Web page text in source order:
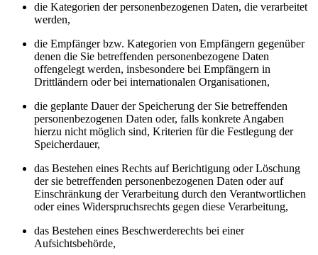
die Kategorien der personenbezogenen Daten, die verarbeitet
werden,
die Empfänger bzw. Kategorien von Empfängern gegenüber
denen die Sie betreffenden personenbezogene Daten
offengelegt werden, insbesondere bei Empfängern in
Drittländern oder bei internationalen Organisationen,
die geplante Dauer der Speicherung der Sie betreffenden
personenbezogenen Daten oder, falls konkrete Angaben
hierzu nicht möglich sind, Kriterien für die Festlegung der
Speicherdauer,
das Bestehen eines Rechts auf Berichtigung oder Löschung
der sie betreffenden personenbezogenen Daten oder auf
Einschränkung der Verarbeitung durch den Verantwortlichen
oder eines Widerspruchsrechts gegen diese Verarbeitung,
das Bestehen eines Beschwerderechts bei einer
Aufsichtsbehörde,